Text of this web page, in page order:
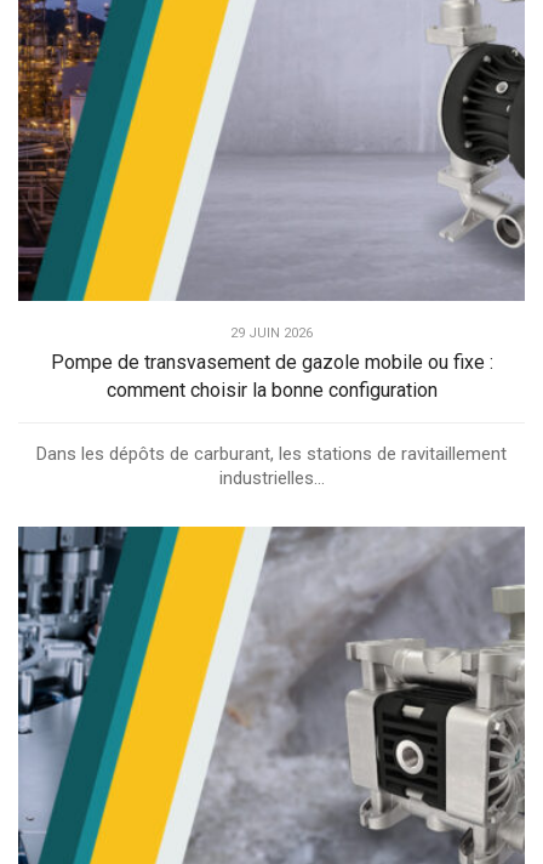
29 JUIN 2026
Pompe de transvasement de gazole mobile ou fixe :
comment choisir la bonne configuration
Dans les dépôts de carburant, les stations de ravitaillement
industrielles...